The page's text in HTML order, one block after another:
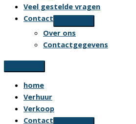
Veel gestelde vragen
Contact
Over ons
Contactgegevens
home
Verhuur
Verkoop
Contact